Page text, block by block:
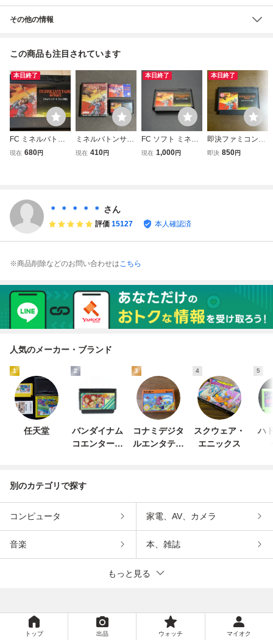
その他の情報
この商品も注目されています
本日終了
FC ミネルバトン
サーガ ラゴンの復
現在 680円
ミネルバトンサー
ガ 箱説付きファ
現在 410円
本日終了
FC ソフト ミネル
バトンサーガ ラゴ
現在 1,000円
本日終了
即決ファミコンソ
フト ミネルバトン
即決 850円
＊ ＊ ＊ ＊ ＊ さん
評価 15127 本人確認済
※商品削除などのお問い合わせはこちら
人気のメーカー・ブランド
1
任天堂
2
バンダイナム
コエンターテ
3
コナミデジタ
ルエンタテイ
4
スクウェア・
エニックス
5
ハ
別のカテゴリで探す
コンピュータ 家電、AV、カメラ
音楽 本、雑誌
もっと見る
トップ 出品 ウォッチ マイオク